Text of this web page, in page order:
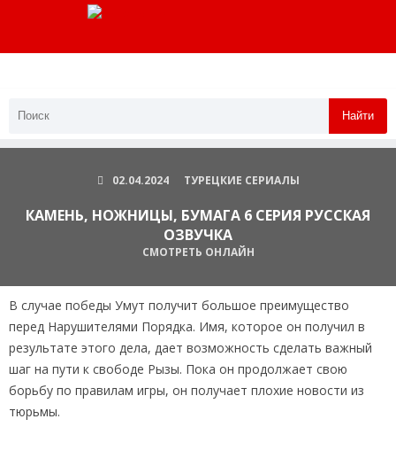
Найти
02.04.2024 ТУРЕЦКИЕ СЕРИАЛЫ
КАМЕНЬ, НОЖНИЦЫ, БУМАГА 6 СЕРИЯ РУССКАЯ
ОЗВУЧКА
СМОТРЕТЬ ОНЛАЙН
В случае победы Умут получит большое преимущество
перед Нарушителями Порядка. Имя, которое он получил в
результате этого дела, дает возможность сделать важный
шаг на пути к свободе Рызы. Пока он продолжает свою
борьбу по правилам игры, он получает плохие новости из
тюрьмы.